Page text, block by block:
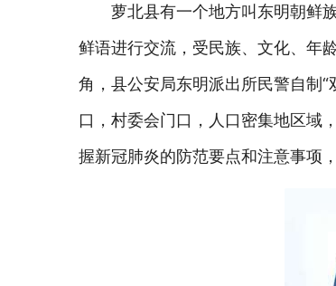
萝北县有一个地方叫东明朝鲜
鲜语进行交流，受民族、文化、年
角，县公安局东明派出所民警自制
口，村委会门口，人口密集地区域
握新冠肺炎的防范要点和注意事项